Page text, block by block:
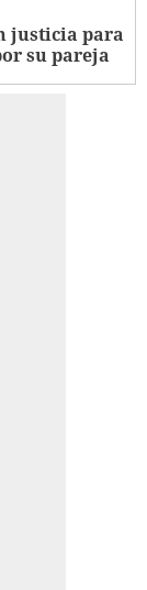
justicia para
su pareja